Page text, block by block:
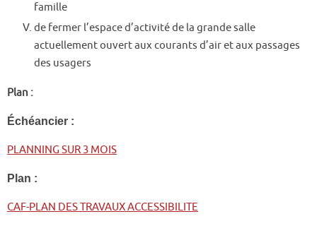
famille
de fermer l’espace d’activité de la grande salle
actuellement ouvert aux courants d’air et aux passages
des usagers
Plan :
Échéancier :
PLANNING SUR 3 MOIS
Plan :
CAF-PLAN DES TRAVAUX ACCESSIBILITE